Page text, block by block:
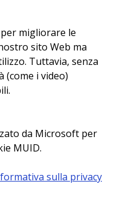
migliorare le
sito Web ma
Tuttavia, senza
(come i video)
da Microsoft per
MUID.
sulla privacy